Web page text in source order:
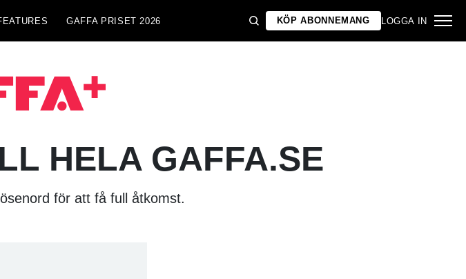
GAFFA PRISET 2026 KÖP ABONNEMANG LOGGA IN
HELA GAFFA.SE
för att få full åtkomst.